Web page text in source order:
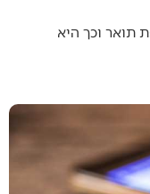
תואר וכך היא